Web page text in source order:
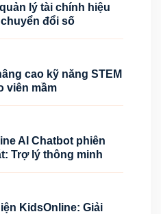
lý tài chính hiệu
đổi số
cao kỹ năng STEM
viên mầm
AI Chatbot phiên
Trợ lý thông minh
KidsOnline: Giải